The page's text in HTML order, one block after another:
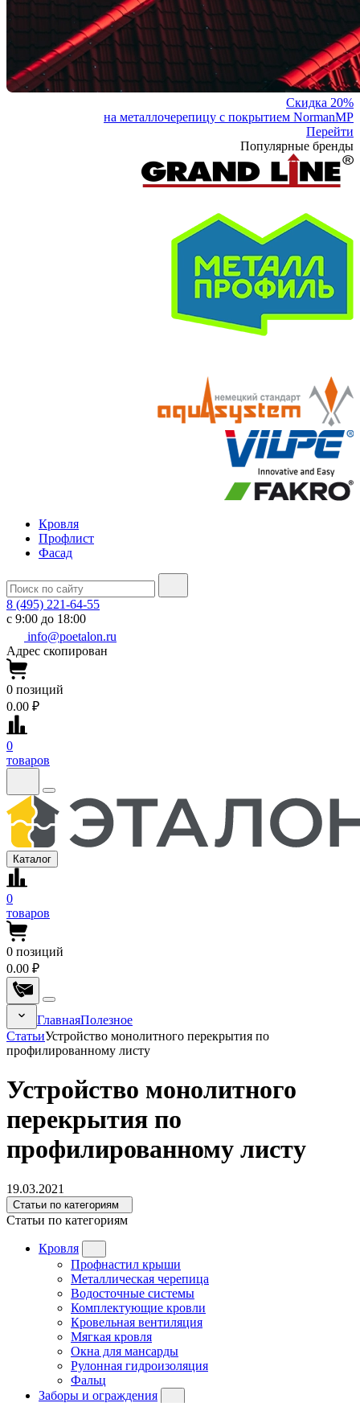
Скидка 20%
на металлочерепицу с покрытием NormanMP
Перейти
Популярные бренды
Кровля
Профлист
Фасад
8 (495) 221-64-55
с 9:00 до 18:00
info@poetalon.ru
Адрес скопирован
0 позиций
0.00 ₽
0
товаров
Каталог
0
товаров
0 позиций
0.00 ₽
ГлавнаяПолезное
СтатьиУстройство монолитного перекрытия по
профилированному листу
Устройство монолитного
перекрытия по
профилированному листу
19.03.2021
Статьи по категориям
Статьи по категориям
Кровля
Профнастил крыши
Металлическая черепица
Водосточные системы
Комплектующие кровли
Кровельная вентиляция
Мягкая кровля
Окна для мансарды
Рулонная гидроизоляция
Фальц
Заборы и ограждения